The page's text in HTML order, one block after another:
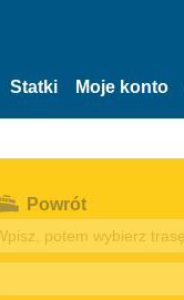
Statki Moje konto
Powrót